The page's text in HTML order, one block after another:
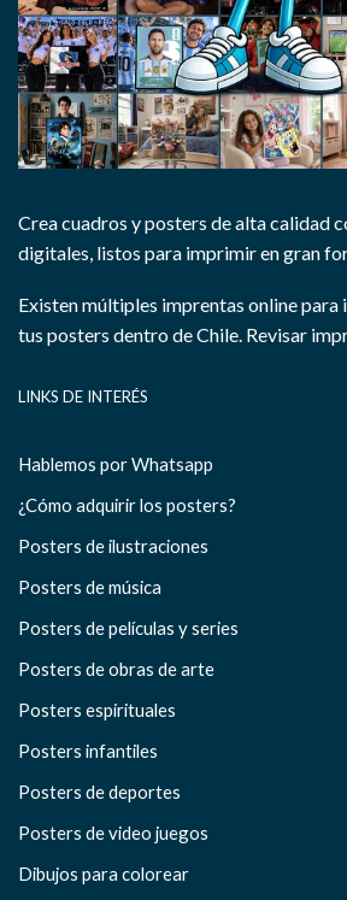
Crea cuadros y posters de alta calidad
digitales, listos para imprimir en gran
Existen múltiples imprentas online
tus posters dentro de Chile. Revisar
LINKS DE INTERÉS
Hablemos por Whatsapp
¿Cómo adquirir los posters?
Posters de ilustraciones
Posters de música
Posters de películas y series
Posters de obras de arte
Posters espirituales
Posters infantiles
Posters de deportes
Posters de video juegos
Dibujos para colorear